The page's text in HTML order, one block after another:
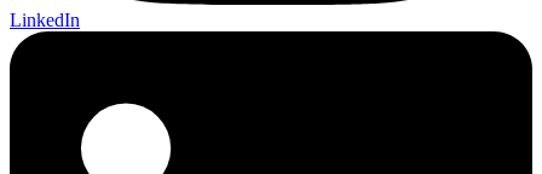
LinkedIn